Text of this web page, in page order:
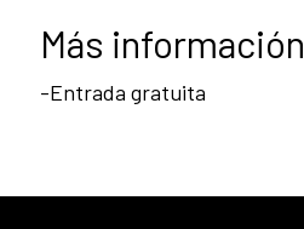
Más información
-Entrada gratuita